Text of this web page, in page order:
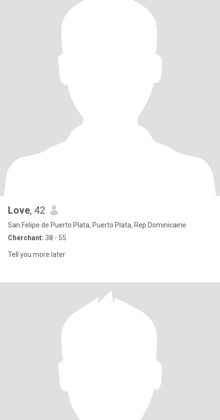
Love, 42
San Felipe de Puerto Plata, Puerto Plata, Rep.Dominicaine
Cherchant: 38 - 55
Tell you more later